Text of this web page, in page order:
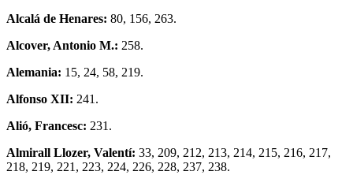
Alcalá de Henares: 80, 156, 263.
Alcover, Antonio M.: 258.
Alemania: 15, 24, 58, 219.
Alfonso XII: 241.
Alió, Francesc: 231.
Almirall Llozer, Valentí: 33, 209, 212, 213, 214, 215, 216, 217,
218, 219, 221, 223, 224, 226, 228, 237, 238.